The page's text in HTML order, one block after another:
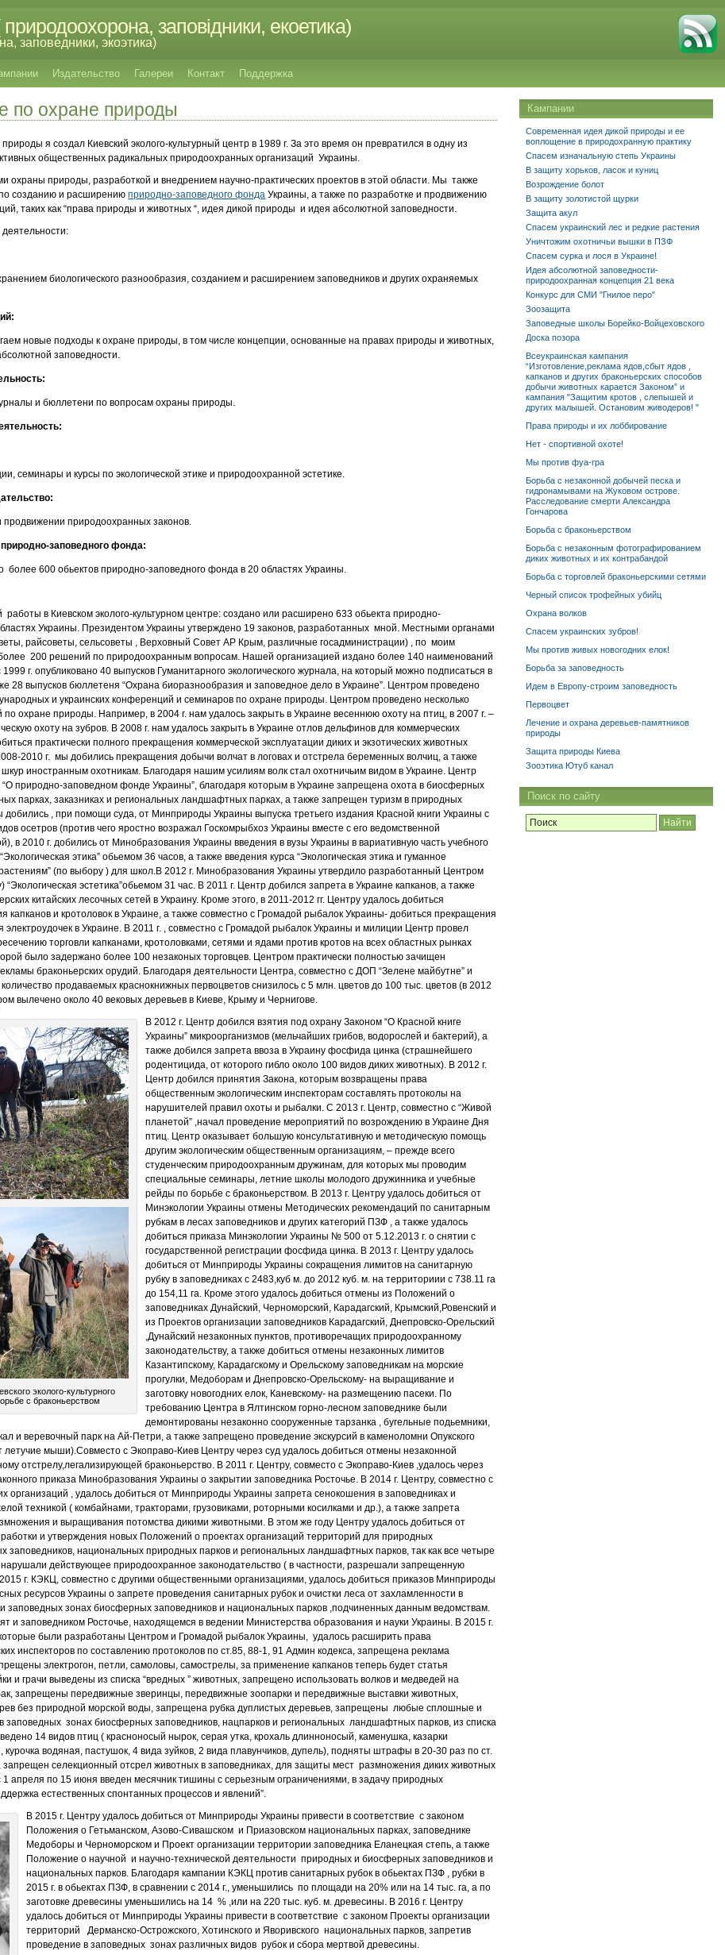
заповідники, екоетика)
заповедники, экоэтика)
Издательство Галереи Контакт Поддержка
по охране природы
я создал Киевский эколого-культурный центр в 1989 г. За это время он превратился в одну из
общественных радикальных природоохранных организаций Украины.
охраны природы, разработкой и внедрением научно-практических проектов в этой области. Мы также
созданию и расширениюприродно-заповедного фонда Украины, а также по разработке и продвижению
таких как “права природы и животных “, идея дикой природы и идея абсолютной заповедности.
биологического разнообразия, созданием и расширением заповедников и других охраняемых
новые подходы к охране природы, в том числе концепции, основанные на правах природы и животных,
заповедности.
и бюллетени по вопросам охраны природы.
семинары и курсы по экологической этике и природоохранной эстетике.
продвижении природоохранных законов.
заповедного фонда:
600 обьектов природно-заповедного фонда в 20 областях Украины.
работы в Киевском эколого-культурном центре: создано или расширено 633 обьекта природно-
Украины. Президентом Украины утверждено 19 законов, разработанных мной. Местными органами
райсоветы, сельсоветы , Верховный Совет АР Крым, различные госадминистрации) , по моим
200 решений по природоохранным вопросам. Нашей организацией издано более 140 наименований
г. опубликовано 40 выпусков Гуманитарного экологического журнала, на который можно подписаться в
28 выпусков бюллетеня “Охрана биоразнообразия и заповедное дело в Украине”. Центром проведено
и украинских конференций и семинаров по охране природы. Центром проведено несколько
охране природы. Например, в 2004 г. нам удалось закрыть в Украине весеннюю охоту на птиц, в 2007 г. –
охоту на зубров. В 2008 г. нам удалось закрыть в Украине отлов дельфинов для коммерческих
практически полного прекращения коммерческой эксплуатации диких и экзотических животных
2010 г. мы добились прекращения добычи волчат в логовах и отстрела беременных волчиц, а также
иностранным охотникам. Благодаря нашим усилиям волк стал охотничьим видом в Украине. Центр
“О природно-заповедном фонде Украины”, благодаря которым в Украине запрещена охота в биосферных
парках, заказниках и региональных ландшафтных парках, а также запрещен туризм в природных
добились , при помощи суда, от Минприроды Украины выпуска третьего издания Красной книги Украины с
осетров (против чего яростно возражал Госкомрыбхоз Украины вместе с его ведомственной
в 2010 г. добились от Минобразования Украины введения в вузы Украины в вариативную часть учебного
этика” обьемом 36 часов, а также введения курса “Экологическая этика и гуманное
(по выбору ) для школ.В 2012 г. Минобразования Украины утвердило разработанный Центром
эстетика”обьемом 31 час. В 2011 г. Центр добился запрета в Украине капканов, а также
китайских лесочных сетей в Украину. Кроме этого, в 2011-2012 гг. Центру удалось добиться
капканов и кротоловок в Украине, а также совместно с Громадой рыбалок Украины- добиться прекращения
электроудочек в Украине. В 2011 г. , совместно с Громадой рыбалок Украины и милиции Центр провел
торговли капканами, кротоловками, сетями и ядами против кротов на всех областных рынках
было задержано более 100 незаконых торговцев. Центром практически полностью зачищен
браконьерских орудий. Благодаря деятельности Центра, совместно с ДОП “Зелене майбутне” и
продаваемых краснокнижных первоцветов снизилось с 5 млн. цветов до 100 тыс. цветов (в 2012
вылечено около 40 вековых деревьев в Киеве, Крыму и Чернигове.
эколого-культурного
с браконьерством
В 2012 г. Центр добился взятия под охрану Законом “О Красной книге
Украины” микроорганизмов (мельчайших грибов, водорослей и бактерий), а
также добился запрета ввоза в Украину фосфида цинка (страшнейшего
родентицида, от которого гибло около 100 видов диких животных). В 2012 г.
Центр добился принятия Закона, которым возвращены права
общественным экологическим инспекторам составлять протоколы на
нарушителей правил охоты и рыбалки. С 2013 г. Центр, совместно с “Живой
планетой” ,начал проведение мероприятий по возрождению в Украине Дня
птиц. Центр оказывает большую консультативную и методическую помощь
другим экологическим общественным организациям, – прежде всего
студенческим природоохранным дружинам, для которых мы проводим
специальные семинары, летние школы молодого дружинника и учебные
рейды по борьбе с браконьерством. В 2013 г. Центру удалось добиться от
Минэкологии Украины отмены Методических рекомендаций по санитарным
рубкам в лесах заповедников и других категорий ПЗФ , а также удалось
добиться приказа Минэкологии Украины № 500 от 5.12.2013 г. о снятии с
государственной регистрации фосфида цинка. В 2013 г. Центру удалось
добиться от Минприроды Украины сокращения лимитов на санитарную
рубку в заповедниках с 2483,куб м. до 2012 куб. м. на территориии с 738.11 га
до 154,11 га. Кроме этого удалось добиться отмены из Положений о
заповедниках Дунайский, Черноморский, Карадагский, Крымский,Ровенский и
из Проектов организации заповедников Карадагский, Днепровско-Орельский
,Дунайский незаконных пунктов, противоречащих природоохранному
законодательству, а также добиться отмены незаконных лимитов
Казантипскому, Карадагскому и Орельскому заповедникам на морские
прогулки, Медоборам и Днепровско-Орельскому- на выращивание и
заготовку новогодних елок, Каневскому- на размещению пасеки. По
требованию Центра в Ялтинском горно-лесном заповеднике были
демонтированы незаконно сооруженные тарзанка , бугельные подьемники,
и веревочный парк на Ай-Петри, а также запрещено проведение экскурсий в каменоломни Опукского
летучие мыши).Совместо с Экоправо-Киев Центру через суд удалось добиться отмены незаконной
отстрелу,легализирующей браконьерство. В 2011 г. Центру, совместо с Экоправо-Киев ,удалось через
приказа Минобразования Украины о закрытии заповедника Росточье. В 2014 г. Центру, совместно с
организаций , удалось добиться от Минприроды Украины запрета сенокошения в заповедниках и
техникой ( комбайнами, тракторами, грузовиками, роторными косилками и др.), а также запрета
и выращивания потомства дикими животными. В этом же году Центру удалось добиться от
и утверждения новых Положений о проектах организаций территорий для природных
заповедников, национальных природных парков и региональных ландшафтных парков, так как все четыре
действующее природоохранное законодательство ( в частности, разрешали запрещенную
г. КЭКЦ, совместно с другими общественными организациями, удалось добиться приказов Минприроды
ресурсов Украины о запрете проведения санитарных рубок и очистки леса от захламленности в
заповедных зонах биосферных заповедников и национальных парков ,подчиненных данным ведомствам.
и заповедником Росточье, находящемся в ведении Министерства образования и науки Украины. В 2015 г.
были разработаны Центром и Громадой рыбалок Украины, удалось расширить права
инспекторов по составлению протоколов по ст.85, 88-1, 91 Админ кодекса, запрещена реклама
электрогон, петли, самоловы, самострелы, за применение капканов теперь будет статья
и грачи выведены из списка “вредных ” животных, запрещено использовать волков и медведей на
запрещены передвижные зверинцы, передвижные зоопарки и передвижные выставки животных,
без природной морской воды, запрещена рубка дуплистых деревьев, запрещены любые сплошные и
заповедных зонах биосферных заповедников, нацпарков и региональных ландшафтных парков, из списка
14 видов птиц ( красноносый нырок, серая утка, крохаль длинноносый, каменушка, казарки
водяная, пастушок, 4 вида зуйков, 2 вида плавунчиков, дупель), подняты штрафы в 20-30 раз по ст.
запрещен селекционный отсрел животных в заповедниках, для защиты мест размножения диких животных
апреля по 15 июня введен месячник тишины с серьезным ограничениями, в задачу природных
естественных спонтанных процессов и явлений”.
В 2015 г. Центру удалось добиться от Минприроды Украины привести в соответствие с законом
Положения о Гетьманском, Азово-Сивашском и Приазовском национальных парках, заповеднике
Медоборы и Черноморском и Проект организации территории заповедника Еланецкая степь, а также
Положение о научной и научно-технической деятельности природных и биосферных заповедников и
национальных парков. Благодаря кампании КЭКЦ против санитарных рубок в обьектах ПЗФ , рубки в
2015 г. в обьектах ПЗФ, в сравнении с 2014 г., уменьшились по площади на 20% или на 14 тыс. га, а по
заготовке древесины уменьшились на 14 % ,или на 220 тыс. куб. м. древесины. В 2016 г. Центру
удалось добиться от Минприроды Украины привести в соответствие с законом Проекты организации
территорий Дерманско-Острожского, Хотинского и Яворивского национальных парков, запретив
проведение в заповедных зонах различных видов рубок и сбора мертвой древесины.
Кампании
Современная идея дикой природы и ее
воплощение в природохранную практику
Спасем изначальную степь Украины
В защиту хорьков, ласок и куниц
Возрождение болот
В защиту золотистой щурки
Защита акул
Спасем украинский лес и редкие растения
Уничтожим охотничьи вышки в ПЗФ
Спасем сурка и лося в Украине!
Идея абсолютной заповедности-
природоохранная концепция 21 века
Конкурс для СМИ "Гнилое перо"
Зоозащита
Заповедные школы Борейко-Войцеховского
Доска позора
Всеукраинская кампания
“Изготовление,реклама ядов,сбыт ядов ,
капканов и других браконьерских способов
добычи животных карается Законом” и
кампания "Защитим кротов , слепышей и
других малышей. Остановим живодеров! "
Права природы и их лоббирование
Нет - спортивной охоте!
Мы против фуа-гра
Борьба с незаконной добычей песка и
гидронамывами на Жуковом острове.
Расследование смерти Александра
Гончарова
Борьба с браконьерством
Борьба с незаконным фотографированием
диких животных и их контрабандой
Борьба с торговлей браконьерскими сетями
Черный список трофейных убийц
Охрана волков
Спасем украинских зубров!
Мы против живых новогодних елок!
Борьба за заповедность
Идем в Европу-строим заповедность
Первоцвет
Лечение и охрана деревьев-памятников
природы
Защита природы Киева
Зооэтика Ютуб канал
Поиск по сайту